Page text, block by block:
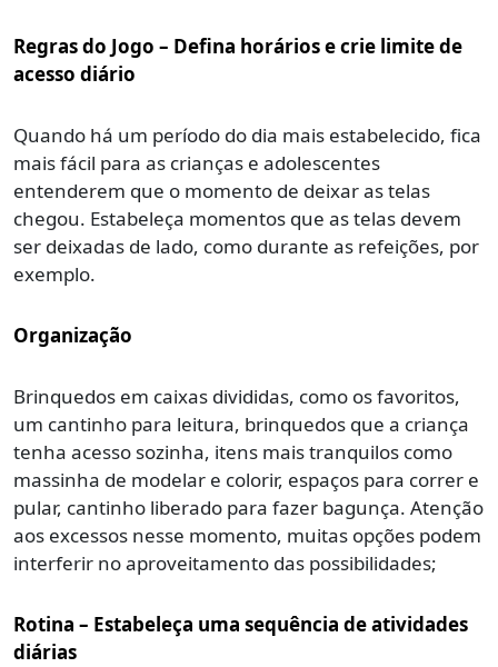
Regras do Jogo – Defina horários e crie limite de
acesso diário
Quando há um período do dia mais estabelecido, fica
mais fácil para as crianças e adolescentes
entenderem que o momento de deixar as telas
chegou. Estabeleça momentos que as telas devem
ser deixadas de lado, como durante as refeições, por
exemplo.
Organização
Brinquedos em caixas divididas, como os favoritos,
um cantinho para leitura, brinquedos que a criança
tenha acesso sozinha, itens mais tranquilos como
massinha de modelar e colorir, espaços para correr e
pular, cantinho liberado para fazer bagunça. Atenção
aos excessos nesse momento, muitas opções podem
interferir no aproveitamento das possibilidades;
Rotina – Estabeleça uma sequência de atividades
diárias